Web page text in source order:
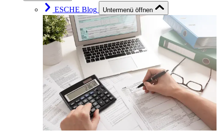
ESCHE Blog Untermenü öffnen